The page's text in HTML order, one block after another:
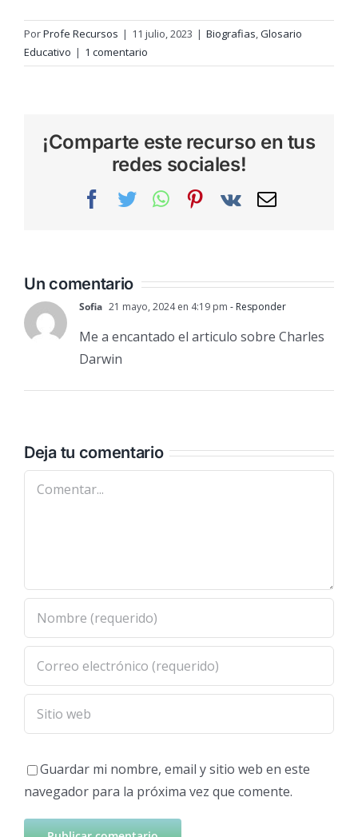
PorProfe Recursos | 11 julio, 2023 | Biografias,Glosario
Educativo | 1 comentario
¡Comparte este recurso en tus
redes sociales!
Facebook
TwitterWhatsAppPinterest
Vk
Correo
Un comentario
Sofia 21 mayo, 2024 en 4:19 pm - Responder
Me a encantado el articulo sobre Charles
Darwin
Deja tu comentario
Comentar
Guardar mi nombre, email y sitio web en este
navegador para la próxima vez que comente.